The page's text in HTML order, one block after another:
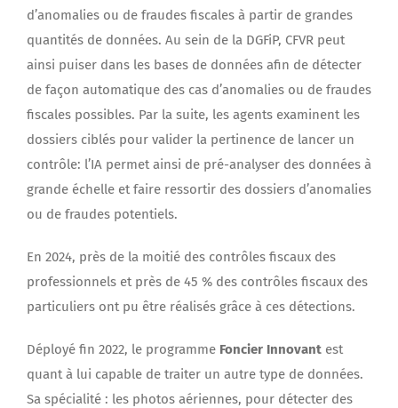
d’anomalies ou de fraudes fiscales à partir de grandes
quantités de données. Au sein de la DGFiP, CFVR peut
ainsi puiser dans les bases de données afin de détecter
de façon automatique des cas d’anomalies ou de fraudes
fiscales possibles. Par la suite, les agents examinent les
dossiers ciblés pour valider la pertinence de lancer un
contrôle: l’IA permet ainsi de pré-analyser des données à
grande échelle et faire ressortir des dossiers d’anomalies
ou de fraudes potentiels.
En 2024, près de la moitié des contrôles fiscaux des
professionnels et près de 45 % des contrôles fiscaux des
particuliers ont pu être réalisés grâce à ces détections.
Déployé fin 2022, le programme Foncier Innovant est
quant à lui capable de traiter un autre type de données.
Sa spécialité : les photos aériennes, pour détecter des